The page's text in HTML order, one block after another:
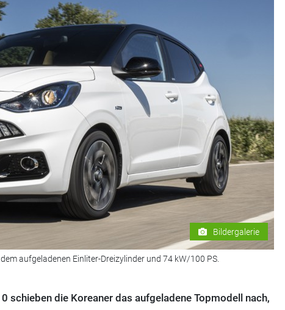
Bildergalerie
aufgeladenen Einliter-Dreizylinder und 74 kW/100 PS.
schieben die Koreaner das aufgeladene Topmodell nach,